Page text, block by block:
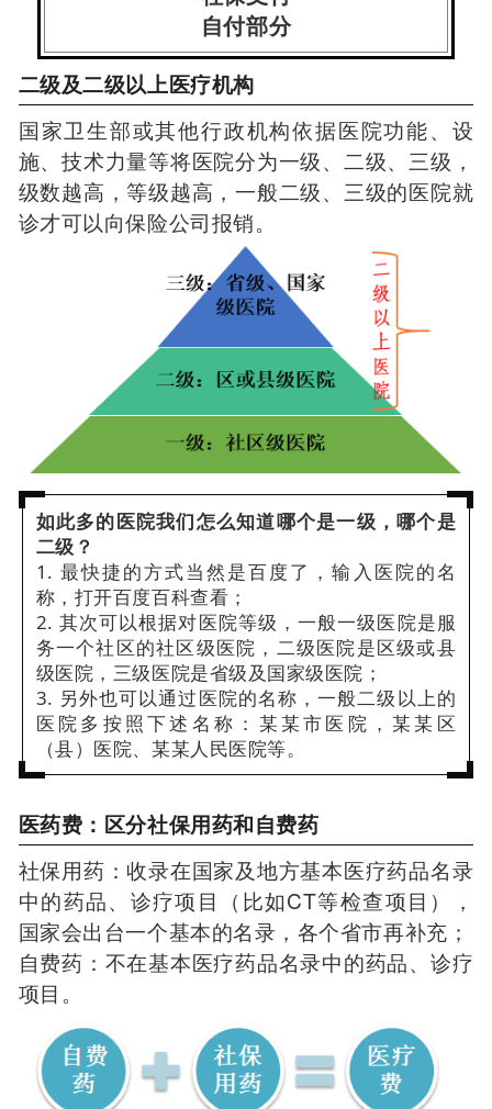
自付部分
二级及二级以上医疗机构
国家卫生部或其他行政机构依据医院功能、设
施、技术力量等将医院分为一级、二级、三级，
级数越高，等级越高，一般二级、三级的医院就
诊才可以向保险公司报销。
如此多的医院我们怎么知道哪个是一级，哪个是
二级？
1. 最快捷的方式当然是百度了，输入医院的名
称，打开百度百科查看；
2. 其次可以根据对医院等级，一般一级医院是服
务一个社区的社区级医院，二级医院是区级或县
级医院，三级医院是省级及国家级医院；
3. 另外也可以通过医院的名称，一般二级以上的
医院多按照下述名称：某某市医院，某某区
（县）医院、某某人民医院等。
医药费：区分社保用药和自费药
社保用药：收录在国家及地方基本医疗药品名录
中的药品、诊疗项目（比如CT等检查项目），
国家会出台一个基本的名录，各个省市再补充；
自费药：不在基本医疗药品名录中的药品、诊疗
项目。